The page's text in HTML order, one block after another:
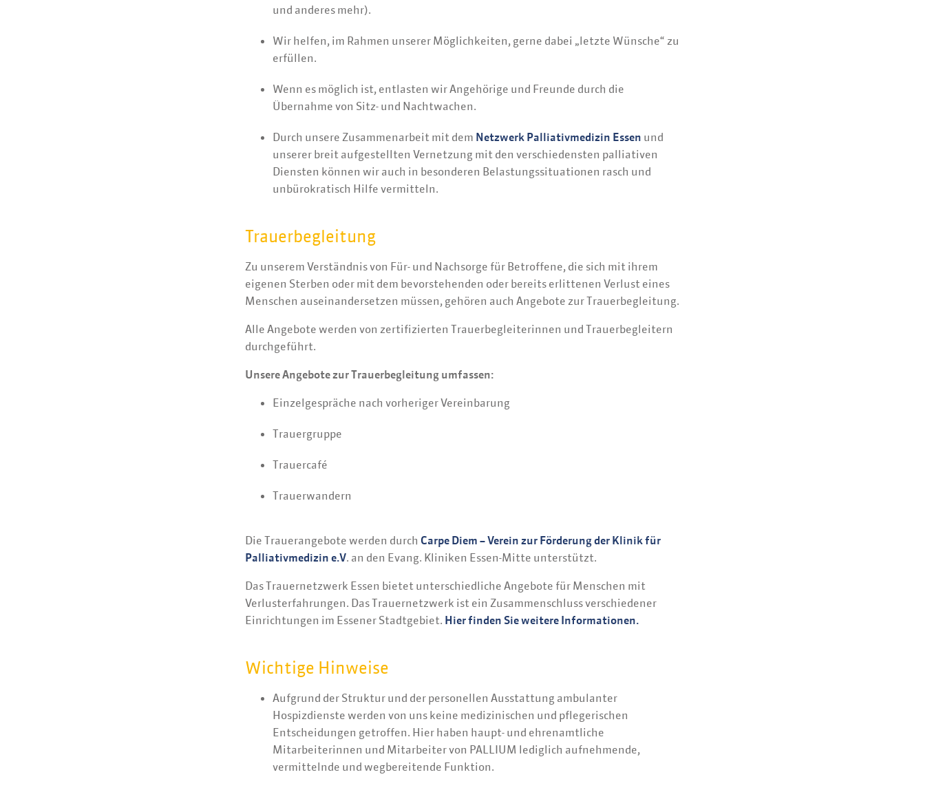
und anderes mehr).
Wir helfen, im Rahmen unserer Möglichkeiten, gerne dabei „letzte Wünsche“ zu
erfüllen.
Wenn es möglich ist, entlasten wir Angehörige und Freunde durch die
Übernahme von Sitz- und Nachtwachen.
Durch unsere Zusammenarbeit mit dem Netzwerk Palliativmedizin Essen und
unserer breit aufgestellten Vernetzung mit den verschiedensten palliativen
Diensten können wir auch in besonderen Belastungssituationen rasch und
unbürokratisch Hilfe vermitteln.
Trauerbegleitung
Zu unserem Verständnis von Für- und Nachsorge für Betroffene, die sich mit ihrem
eigenen Sterben oder mit dem bevorstehenden oder bereits erlittenen Verlust eines
Menschen auseinandersetzen müssen, gehören auch Angebote zur Trauerbegleitung.
Alle Angebote werden von zertifizierten Trauerbegleiterinnen und Trauerbegleitern
durchgeführt.
Unsere Angebote zur Trauerbegleitung umfassen:
Einzelgespräche nach vorheriger Vereinbarung
Trauergruppe
Trauercafé
Trauerwandern
Die Trauerangebote werden durch Carpe Diem – Verein zur Förderung der Klinik für
Palliativmedizin e.V. an den Evang. Kliniken Essen-Mitte unterstützt.
Das Trauernetzwerk Essen bietet unterschiedliche Angebote für Menschen mit
Verlusterfahrungen. Das Trauernetzwerk ist ein Zusammenschluss verschiedener
Einrichtungen im Essener Stadtgebiet. Hier finden Sie weitere Informationen.
Wichtige Hinweise
Aufgrund der Struktur und der personellen Ausstattung ambulanter
Hospizdienste werden von uns keine medizinischen und pflegerischen
Entscheidungen getroffen. Hier haben haupt- und ehrenamtliche
Mitarbeiterinnen und Mitarbeiter von PALLIUM lediglich aufnehmende,
vermittelnde und wegbereitende Funktion.